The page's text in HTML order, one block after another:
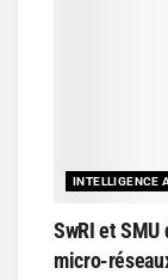
INTELLIGENCE
SwRI et
micro-